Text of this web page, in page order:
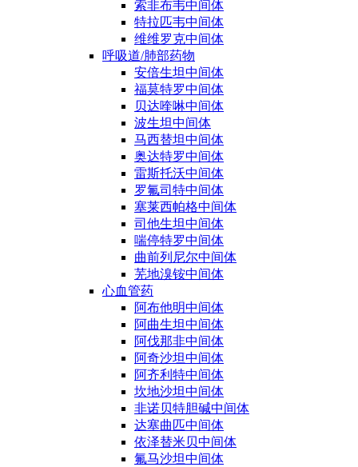
索非布韦中间体
特拉匹韦中间体
维维罗克中间体
呼吸道/肺部药物
安倍生坦中间体
福莫特罗中间体
贝达喹啉中间体
波生坦中间体
马西替坦中间体
奥达特罗中间体
雷斯托沃中间体
罗氟司特中间体
塞莱西帕格中间体
司他生坦中间体
喘停特罗中间体
曲前列尼尔中间体
芜地溴铵中间体
心血管药
阿布他明中间体
阿曲生坦中间体
阿伐那非中间体
阿奇沙坦中间体
阿齐利特中间体
坎地沙坦中间体
非诺贝特胆碱中间体
达塞曲匹中间体
依泽替米贝中间体
氟马沙坦中间体